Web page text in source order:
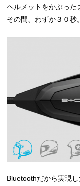
ヘルメットをかぶった
その間、わずか３０秒。
Bluetoothだから実現